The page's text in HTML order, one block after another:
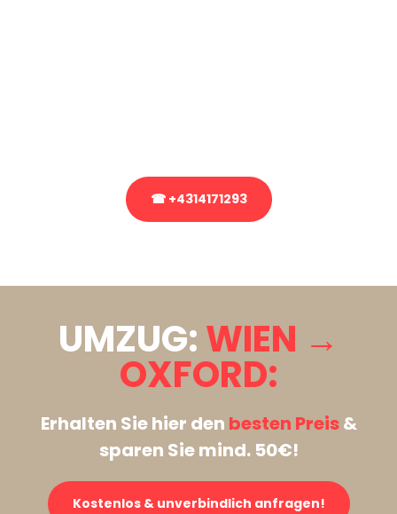
☎ +4314171293
UMZUG:WIEN →
OXFORD:
Erhalten Sie hier den besten Preis&
sparen Sie mind. 50€!
Kostenlos & unverbindlich anfragen!